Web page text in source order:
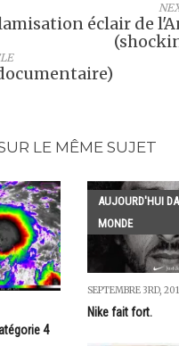
éclair de
LE MÊME SUJET
4
AUJOURD'HUI
MONDE
SEPTEMBRE 3RD,
Nike fait fort.